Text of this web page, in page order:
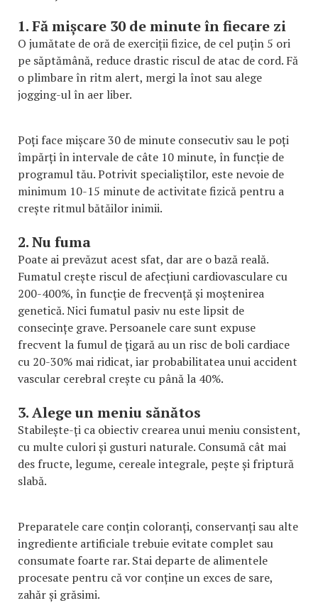
1. Fă mișcare 30 de minute în fiecare zi
O jumătate de oră de exerciții fizice, de cel puțin 5 ori
pe săptămână, reduce drastic riscul de atac de cord. Fă
o plimbare în ritm alert, mergi la înot sau alege
jogging-ul în aer liber.
Poți face mișcare 30 de minute consecutiv sau le poți
împărți în intervale de câte 10 minute, în funcție de
programul tău. Potrivit specialiștilor, este nevoie de
minimum 10-15 minute de activitate fizică pentru a
crește ritmul bătăilor inimii.
2. Nu fuma
Poate ai prevăzut acest sfat, dar are o bază reală.
Fumatul crește riscul de afecțiuni cardiovasculare cu
200-400%, în funcție de frecvență și moștenirea
genetică. Nici fumatul pasiv nu este lipsit de
consecințe grave. Persoanele care sunt expuse
frecvent la fumul de țigară au un risc de boli cardiace
cu 20-30% mai ridicat, iar probabilitatea unui accident
vascular cerebral crește cu până la 40%.
3. Alege un meniu sănătos
Stabilește-ți ca obiectiv crearea unui meniu consistent,
cu multe culori și gusturi naturale. Consumă cât mai
des fructe, legume, cereale integrale, pește și friptură
slabă.
Preparatele care conțin coloranți, conservanți sau alte
ingrediente artificiale trebuie evitate complet sau
consumate foarte rar. Stai departe de alimentele
procesate pentru că vor conține un exces de sare,
zahăr și grăsimi.